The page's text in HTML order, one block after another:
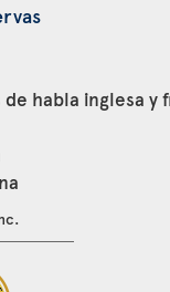
habla inglesa y